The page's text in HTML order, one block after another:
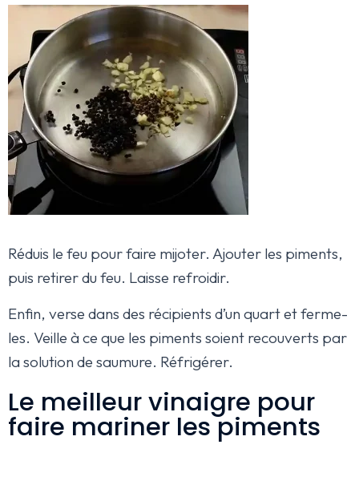
Réduis le feu pour faire mijoter. Ajouter les piments,
puis retirer du feu. Laisse refroidir.
Enfin, verse dans des récipients d’un quart et ferme-
les. Veille à ce que les piments soient recouverts par
la solution de saumure. Réfrigérer.
Le meilleur vinaigre pour
faire mariner les piments